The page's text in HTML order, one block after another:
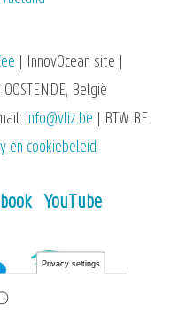
| InnovOcean site |
België
info@vliz.be | BTW BE
en cookiebeleid
YouTube
Privacy settings